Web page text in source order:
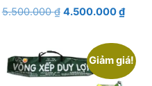
5.500.000₫ Giá
5.500.000 ₫.
4.500.000₫Giá
là:
Giảm giá!